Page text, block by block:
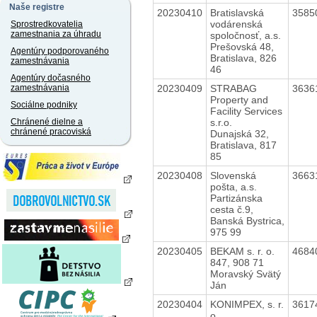
Naše registre
Sprostredkovatelia
zamestnania za úhradu
Agentúry podporovaného
zamestnávania
Agentúry dočasného
zamestnávania
Sociálne podniky
Chránené dielne a
chránené pracoviská
20230410
Bratislavská
vodárenská
spoločnosť, a.s.
Prešovská 48,
Bratislava, 826
46
20230409
STRABAG
Property and
Facility Services
s.r.o.
Dunajská 32,
Bratislava, 817
85
20230408
Slovenská
pošta, a.s.
Partizánska
cesta č.9,
Banská Bystrica,
975 99
20230405
BEKAM s. r. o.
847, 908 71
Moravský Svätý
Ján
20230404
KONIMPEX, s. r.